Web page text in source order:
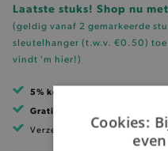
Laatste stuks! Shop nu
(geldig vanaf 2 gemarkeerde
sleutelhanger (t.w.v. €0.50)
vindt 'm hier!)
5% korting
Gratis verzending
Verzending binnen 1 à 2
Cookies: